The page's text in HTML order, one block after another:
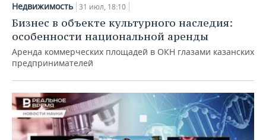
Недвижимость 31 июл, 18:10
Бизнес в объекте культурного наследия:
особенности национальной аренды
Аренда коммерческих площадей в ОКН глазами казанских
предпринимателей